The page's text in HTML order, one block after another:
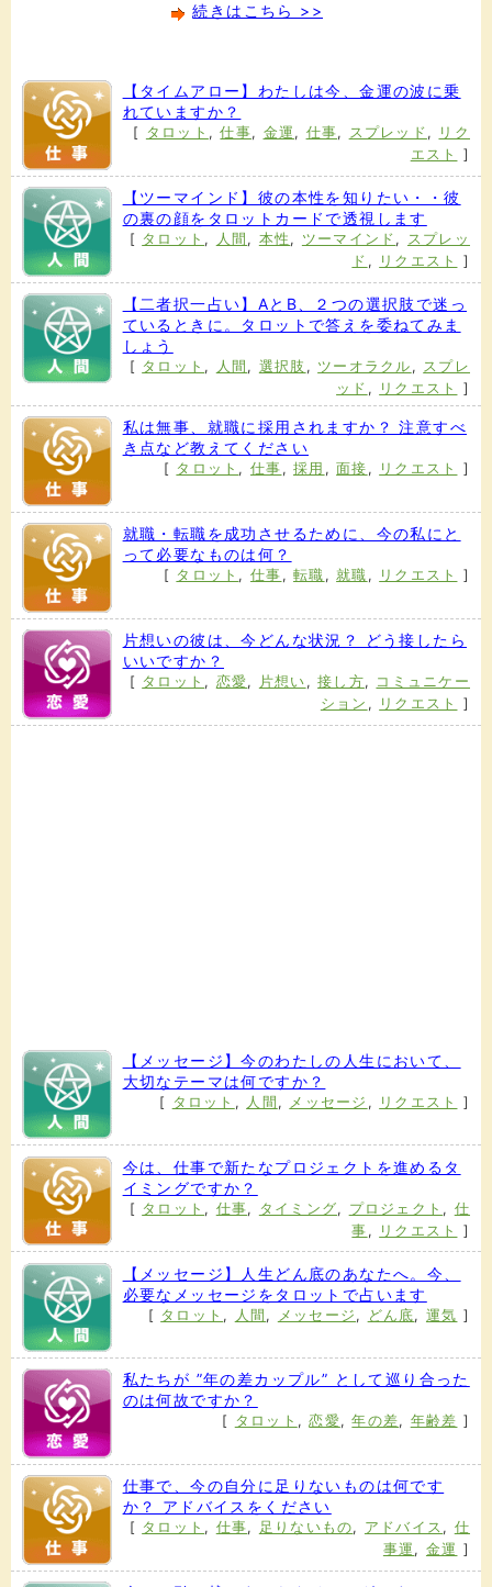
続きはこちら >>
【タイムアロー】わたしは今、金運の波に乗
れていますか？
[ タロット ,仕事, 金運 , 仕事, スプレッド ,
リク
エスト
]
【ツーマインド】彼の本性を知りたい・・彼
の裏の顔をタロットカードで透視します
[ タロット , 人間 , 本性 , ツーマインド , スプレッ
ド , リクエスト ]
【二者択一占い】AとB、２つの選択肢で迷っ
ているときに。タロットで答えを委ねてみま
しょう
[ タロット , 人間 , 選択肢 , ツーオラクル , スプレ
ッド , リクエスト ]
私は無事、就職に採用されますか？ 注意すべ
き点など教えてください
[ タロット , 仕事 ,採用 ,面接 , リクエスト ]
就職・転職を成功させるために、今の私にと
って必要なものは何？
[ タロット , 仕事 ,転職 ,就職 , リクエスト ]
片想いの彼は、今どんな状況？ どう接したら
いいですか？
[ タロット , 恋愛, 片想い ,接し方, コミュニケー
ション , リクエスト ]
【メッセージ】今のわたしの人生において、
大切なテーマは何ですか？
[ タロット , 人間 , メッセージ , リクエスト ]
今は、仕事で新たなプロジェクトを進めるタ
イミングですか？
[ タロット , 仕事, タイミング, プロジェクト , 仕
事 , リクエスト ]
【メッセージ】人生どん底のあなたへ。今、
必要なメッセージをタロットで占います
[ タロット , 人間 , メッセージ , どん底, 運気 ]
私たちが ”年の差カップル” として巡り合った
のは何故ですか？
[ タロット ,恋愛,年の差, 年齢差 ]
仕事で、今の自分に足りないものは何です
か？ アドバイスをください
[ タロット , 仕事, 足りないもの, アドバイス , 仕
事運 , 金運 ]